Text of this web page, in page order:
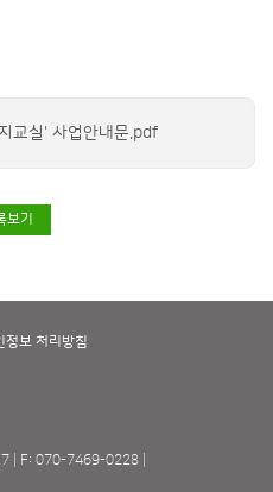
교실' 사업안내문.pdf
보기
정보 처리방침
F: 070-7469-0228